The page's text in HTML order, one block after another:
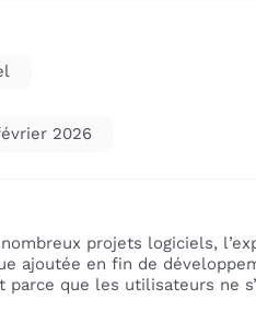
2026
projets logiciels,
ajoutée en fin de
parce que les utilisateurs ne